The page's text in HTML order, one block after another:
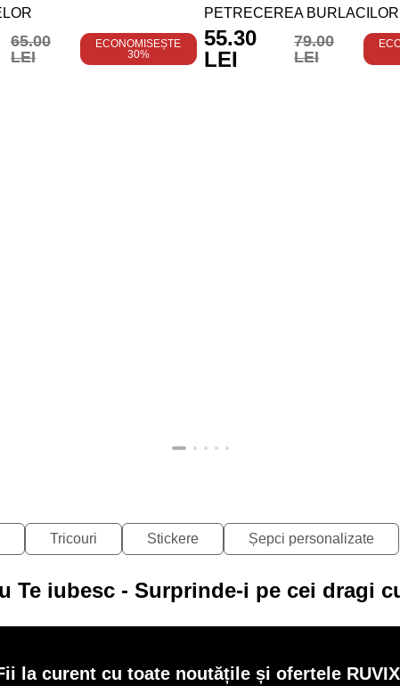
65.00
LEI
ECONOMISEȘTE
30%
PETRECEREA BURLACILOR
55.30
LEI
79.00
LEI
Tricouri Stickere Șepci personalizate
Te iubesc - Surprinde-i pe cei dragi
la curent cu toate noutățile și ofertele